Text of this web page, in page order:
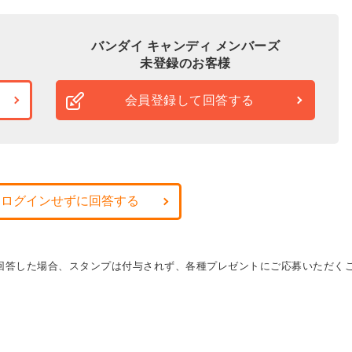
バンダイ キャンディ メンバーズ
未登録のお客様
会員登録して回答する
グインせずに回答する
した場合、スタンプは付与されず、各種プレゼントにご応募いただく